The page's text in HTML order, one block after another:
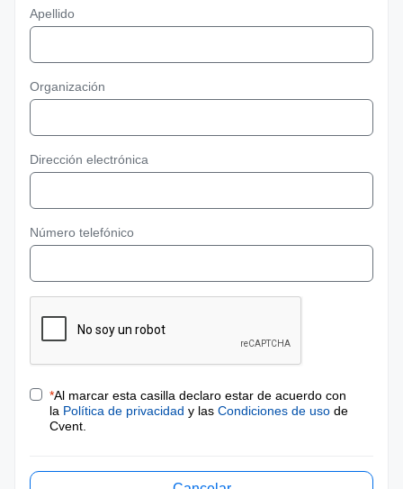
Apellido
Organización
Dirección electrónica
Número telefónico
*Al marcar esta casilla declaro estar de acuerdo con
la Política de privacidad y las Condiciones de uso de
Cvent.